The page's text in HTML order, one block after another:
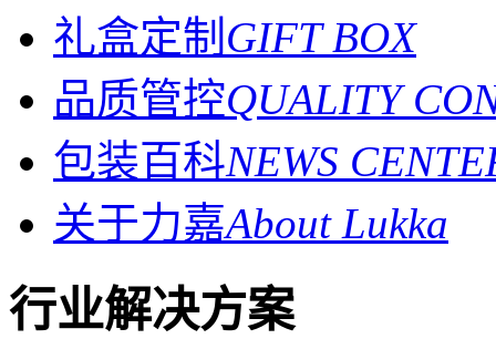
礼盒定制 GIFT BOX
品质管控QUALITY
包装百科NEWS
关于力嘉About Lukka
行业解决方案